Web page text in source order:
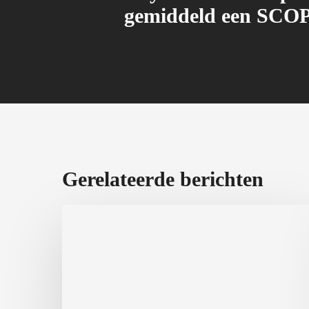
gemiddeld een
Gerelateerde berichten